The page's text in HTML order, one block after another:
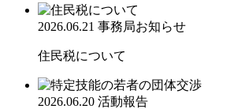
2026.06.21 事務局お知らせ
住民税について
2026.06.20 活動報告